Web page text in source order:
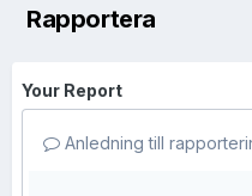
Rapportera
Your Report
Anledning till